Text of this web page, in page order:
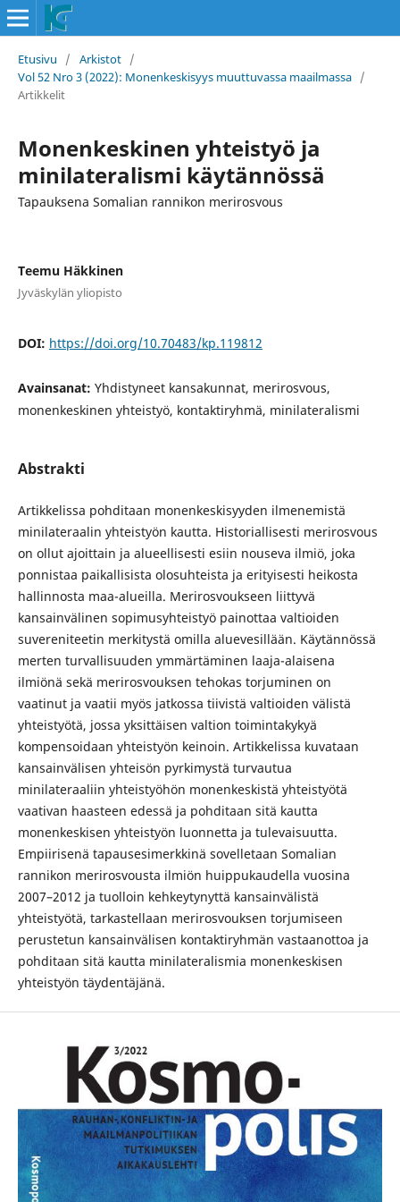
Etusivu / Arkistot /
Vol 52 Nro 3 (2022): Monenkeskisyys muuttuvassa maailmassa /
Artikkelit
Monenkeskinen yhteistyö ja
minilateralismi käytännössä
Tapauksena Somalian rannikon merirosvous
Teemu Häkkinen
Jyväskylän yliopisto
DOI: https://doi.org/10.70483/kp.119812
Avainsanat: Yhdistyneet kansakunnat, merirosvous,
monenkeskinen yhteistyö, kontaktiryhmä, minilateralismi
Abstrakti
Artikkelissa pohditaan monenkeskisyyden ilmenemistä
minilateraalin yhteistyön kautta. Historiallisesti merirosvous
on ollut ajoittain ja alueellisesti esiin nouseva ilmiö, joka
ponnistaa paikallisista olosuhteista ja erityisesti heikosta
hallinnosta maa-alueilla. Merirosvoukseen liittyvä
kansainvälinen sopimusyhteistyö painottaa valtioiden
suvereniteetin merkitystä omilla aluevesillään. Käytännössä
merten turvallisuuden ymmärtäminen laaja-alaisena
ilmiönä sekä merirosvouksen tehokas torjuminen on
vaatinut ja vaatii myös jatkossa tiivistä valtioiden välistä
yhteistyötä, jossa yksittäisen valtion toimintakykyä
kompensoidaan yhteistyön keinoin. Artikkelissa kuvataan
kansainvälisen yhteisön pyrkimystä turvautua
minilateraaliin yhteistyöhön monenkeskistä yhteistyötä
vaativan haasteen edessä ja pohditaan sitä kautta
monenkeskisen yhteistyön luonnetta ja tulevaisuutta.
Empiirisenä tapausesimerkkinä sovelletaan Somalian
rannikon merirosvousta ilmiön huippukaudella vuosina
2007–2012 ja tuolloin kehkeytynyttä kansainvälistä
yhteistyötä, tarkastellaan merirosvouksen torjumiseen
perustetun kansainvälisen kontaktiryhmän vastaanottoa ja
pohditaan sitä kautta minilateralismia monenkeskisen
yhteistyön täydentäjänä.